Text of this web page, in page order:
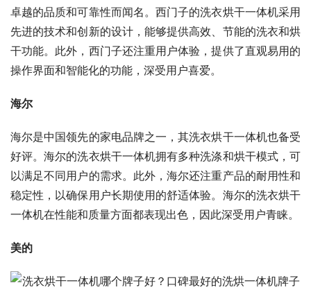
卓越的品质和可靠性而闻名。西门子的洗衣烘干一体机采用
先进的技术和创新的设计，能够提供高效、节能的洗衣和烘
干功能。此外，西门子还注重用户体验，提供了直观易用的
操作界面和智能化的功能，深受用户喜爱。
海尔
海尔是中国领先的家电品牌之一，其洗衣烘干一体机也备受
好评。海尔的洗衣烘干一体机拥有多种洗涤和烘干模式，可
以满足不同用户的需求。此外，海尔还注重产品的耐用性和
稳定性，以确保用户长期使用的舒适体验。海尔的洗衣烘干
一体机在性能和质量方面都表现出色，因此深受用户青睐。
美的